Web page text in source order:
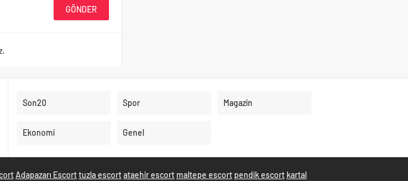
Son20 Spor Magazin
Ekonomi Genel
Adapazarı Escorttuzla escortataehir escort maltepe escort pendik escort kartal